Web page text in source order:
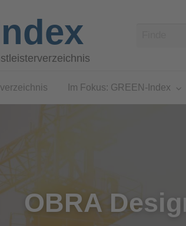
Im Fokus: GREEN-Index
OBRA